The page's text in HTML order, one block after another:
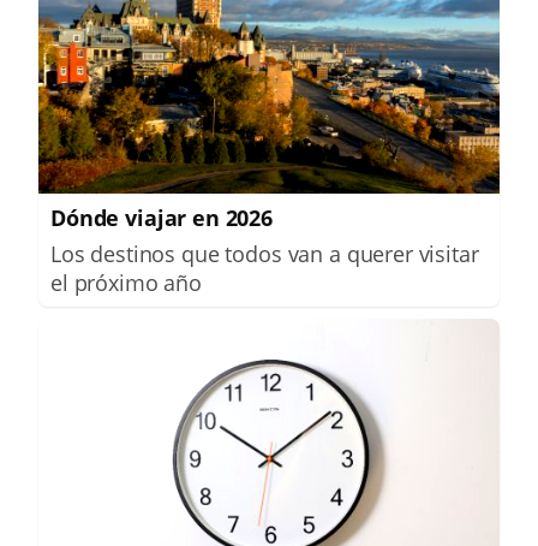
Dónde viajar en 2026
Los destinos que todos van a querer visitar
el próximo año